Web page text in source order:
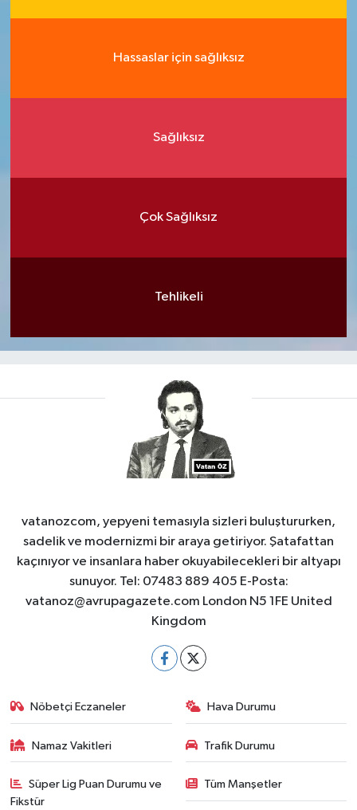
Hassaslar için sağlıksız
Sağlıksız
Çok Sağlıksız
Tehlikeli
vatanozcom, yepyeni temasıyla sizleri buluştururken,
sadelik ve modernizmi bir araya getiriyor. Şatafattan
kaçınıyor ve insanlara haber okuyabilecekleri bir altyapı
sunuyor. Tel: 07483 889 405 E-Posta:
vatanoz@avrupagazete.com London N5 1FE United
Kingdom
Nöbetçi Eczaneler Hava Durumu
Namaz Vakitleri Trafik Durumu
Süper Lig Puan Durumu ve
Fikstür
Tüm Manşetler